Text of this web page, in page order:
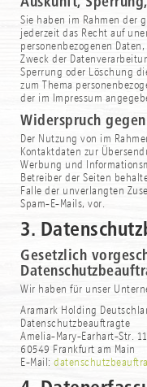
Sie haben im Rahmen der
jederzeit das Recht auf
personenbezogenen
Zweck der
Sperrung oder Löschung
zum Thema
der im Impressum
Widerspruch
Der Nutzung von im
Kontaktdaten zur
Werbung und
Betreiber der Seiten
Falle der unverlangten
Spam-E-Mails, vor.
3.
Gesetzlich
Wir haben für unser
Aramark Holding
Datenschutzbeauftragte
Amelia-Mary-Earhart-Str. 11
60549 Frankfurt am Main
E-Mail: